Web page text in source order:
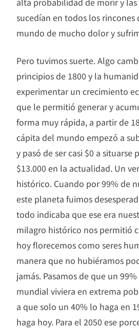
sucedían en todos los rincones
mundo de mucho dolor y
Pero tuvimos suerte. Algo
principios de 1800 y la
experimentar un crecimiento
que le permitió generar y
forma muy rápida, a partir de
cápita del mundo empezó a
y pasó de ser casi $0 a situarse
$13.000 en la actualidad. Un
histórico. Cuando por 99% de
este planeta fuimos
todo indicaba que ese era
milagro histórico nos permitió
hoy florecemos como seres
manera que no hubiéramos
jamás. Pasamos de que un
mundial viviera en extrema
a que solo un 40% lo haga en
haga hoy. Para el 2050 ese